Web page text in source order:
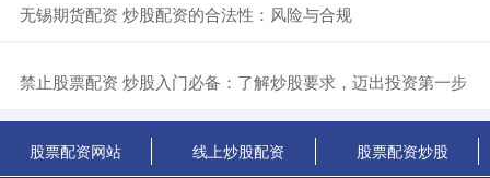
​无锡期货配资 炒股配资的合法性：风险与合规
​禁止股票配资 炒股入门必备：了解炒股要求，迈出投资第一步
股票配资网站 线上炒股配资 股票配资炒股